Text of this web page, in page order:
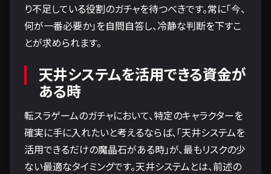
り不足している役割のガチャを待つべきです。常に「今、
何が一番必要か」を自問自答し、冷静な判断を下すこ
とが求められます。
天井システムを活用できる資金が
ある時
転スラゲームのガチャにおいて、特定のキャラクターを
確実に手に入れたいと考えるならば、「天井システムを
活用できるだけの魔晶石がある時」が、最もリスクの少
ない最適なタイミングです。天井システムとは、前述の